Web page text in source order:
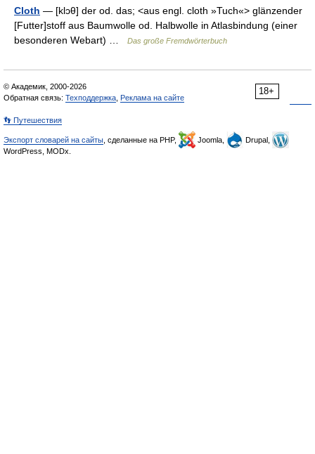
Cloth — [klɔθ] der od. das; <aus engl. cloth »Tuch«> glänzender
[Futter]stoff aus Baumwolle od. Halbwolle in Atlasbindung (einer
besonderen Webart) …
Das große Fremdwörterbuch
18+
© Академик, 2000-2026
Обратная связь: Техподдержка Реклама на сайте
👣 Путешествия
Экспорт словарей на сайты , сделанные на PHP, Joomla,
Drupal,
WordPress, MODx.